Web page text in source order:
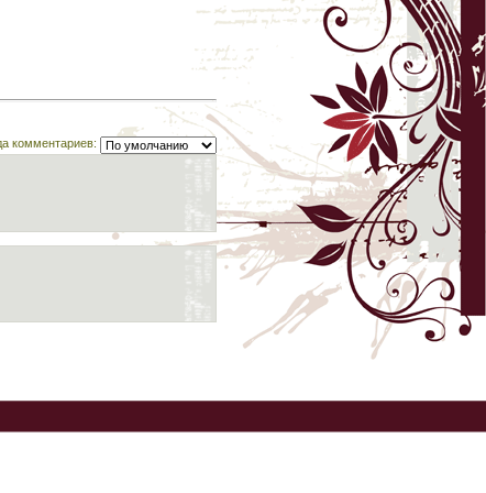
комментариев: